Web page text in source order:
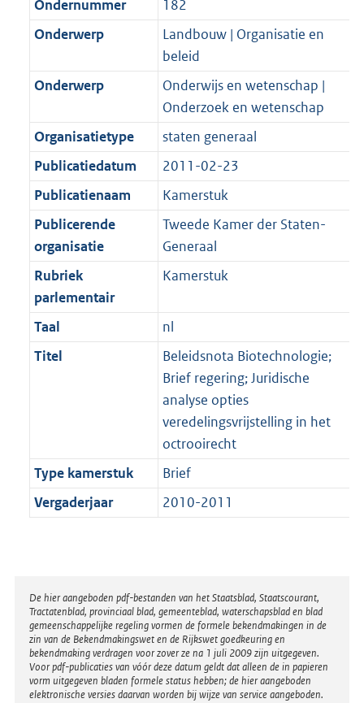
Ondernummer
182
Onderwerp
Landbouw | Organisatie en
beleid
Onderwerp
Onderwijs en wetenschap |
Onderzoek en wetenschap
Organisatietype
staten generaal
Publicatiedatum
2011-02-23
Publicatienaam
Kamerstuk
Publicerende
organisatie
Tweede Kamer der Staten-
Generaal
Rubriek
parlementair
Kamerstuk
Taal
nl
Titel
Beleidsnota Biotechnologie;
Brief regering; Juridische
analyse opties
veredelingsvrijstelling in het
octrooirecht
Type kamerstuk
Brief
Vergaderjaar
2010-2011
Disclaimer
De hier aangeboden pdf-bestanden van het Staatsblad, Staatscourant,
Tractatenblad, provinciaal blad, gemeenteblad, waterschapsblad en blad
gemeenschappelijke regeling vormen de formele bekendmakingen in de
zin van de Bekendmakingswet en de Rijkswet goedkeuring en
bekendmaking verdragen voor zover ze na 1 juli 2009 zijn uitgegeven.
Voor pdf-publicaties van vóór deze datum geldt dat alleen de in papieren
vorm uitgegeven bladen formele status hebben; de hier aangeboden
elektronische versies daarvan worden bij wijze van service aangeboden.